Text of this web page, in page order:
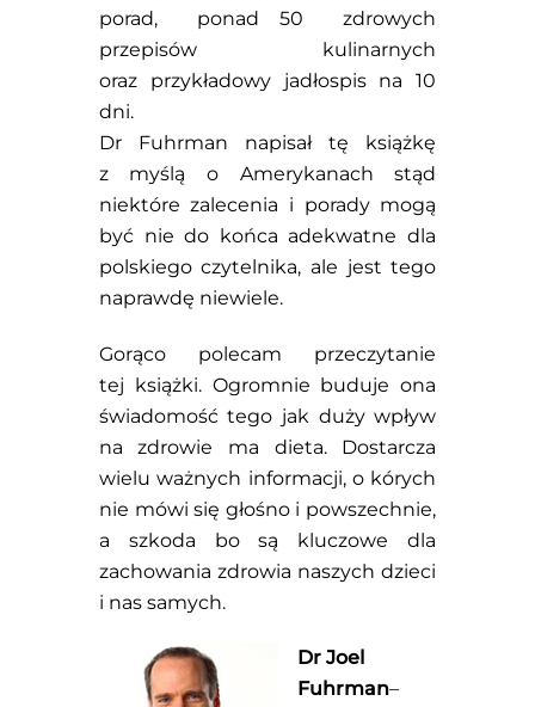
porad, ponad 50 zdrowych
przepisów kulinarnych
oraz przykładowy jadłospis na 10
dni.
Dr Fuhrman napisał tę książkę
z myślą o Amerykanach stąd
niektóre zalecenia i porady mogą
być nie do końca adekwatne dla
polskiego czytelnika, ale jest tego
naprawdę niewiele.
Gorąco polecam przeczytanie
tej książki. Ogromnie buduje ona
świadomość tego jak duży wpływ
na zdrowie ma dieta. Dostarcza
wielu ważnych informacji, o kórych
nie mówi się głośno i powszechnie,
a szkoda bo są kluczowe dla
zachowania zdrowia naszych dzieci
i nas samych.
Dr Joel
Fuhrman–